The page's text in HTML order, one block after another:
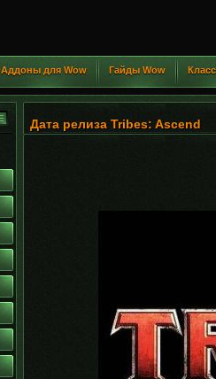
Аддоны для Wow Гайды Wow
Дата релиза Tribes: Ascend